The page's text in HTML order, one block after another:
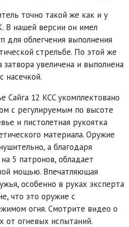
точно такой же как и у
В нашей версии он имел
для облегчения выполнения
стрельбе. По этой же
затвора увеличена и выполнена
насечкой.
Сайга 12 KCC укомплектовано
с регулируемым по высоте
и пистолетная рукоятка
материала. Оружие
а благодаря
5 патронов, обладает
мощью. Впечатляющая
особенно в руках эксперта
что это оружие с
огня. Смотрите видео о
от огневых испытаний.